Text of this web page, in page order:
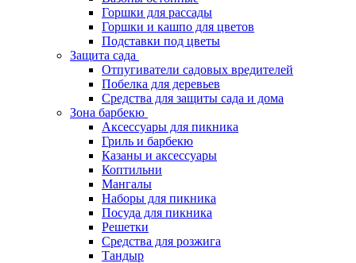
Горшки для рассады
Горшки и кашпо для цветов
Подставки под цветы
Защита сада
Отпугиватели садовых вредителей
Побелка для деревьев
Средства для защиты сада и дома
Зона барбекю
Аксессуары для пикника
Гриль и барбекю
Казаны и аксессуары
Коптильни
Мангалы
Наборы для пикника
Посуда для пикника
Решетки
Средства для розжига
Тандыр